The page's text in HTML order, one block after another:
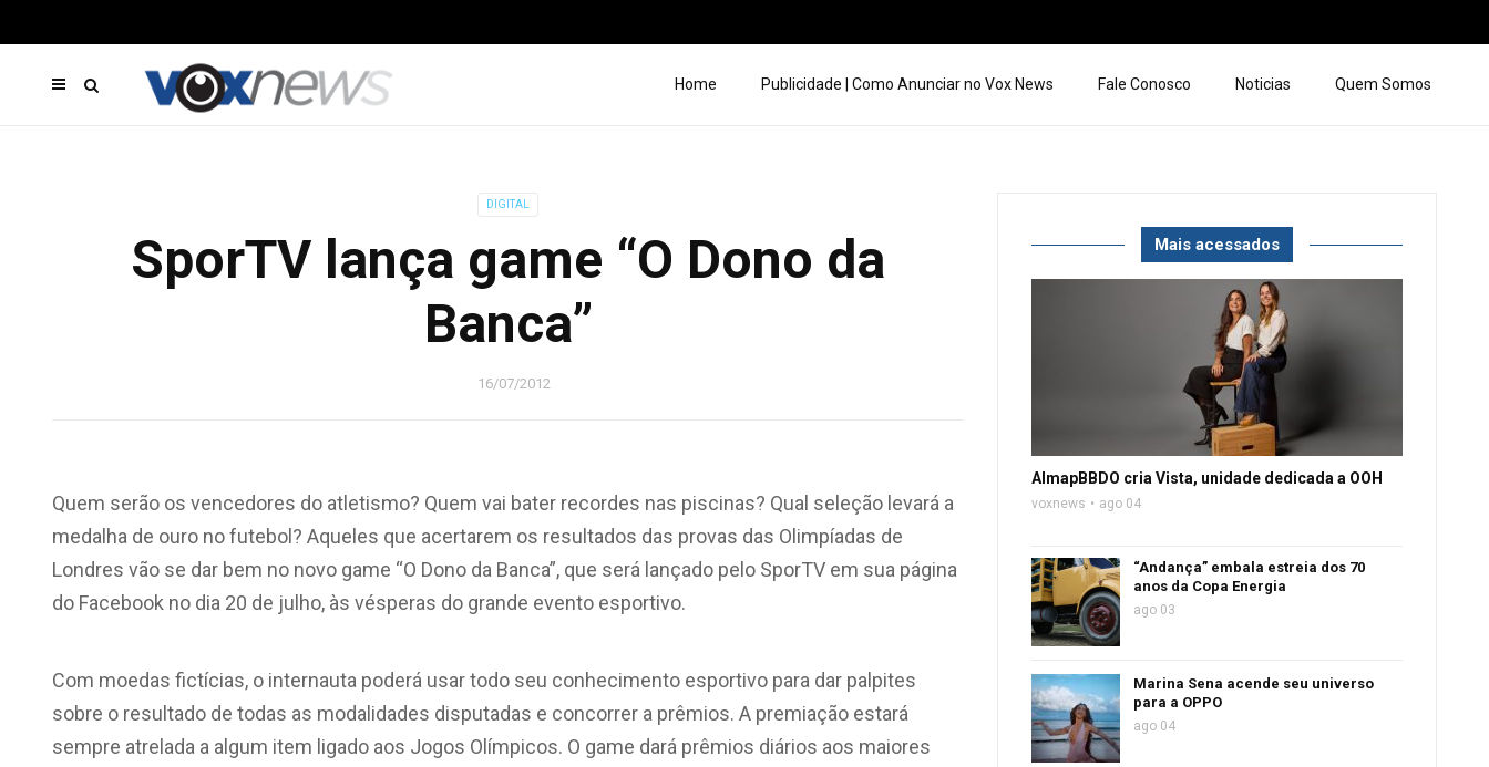
Home Publicidade | Como Anunciar no Vox News Fale Conosco Noticias Quem Somos
DIGITAL
SporTV lança game “O Dono da
Banca”
16/07/2012
Quem serão os vencedores do atletismo? Quem vai bater recordes nas piscinas? Qual seleção levará a
medalha de ouro no futebol? Aqueles que acertarem os resultados das provas das Olimpíadas de
Londres vão se dar bem no novo game “O Dono da Banca”, que será lançado pelo SporTV em sua página
do Facebook no dia 20 de julho, às vésperas do grande evento esportivo.
Com moedas fictícias, o internauta poderá usar todo seu conhecimento esportivo para dar palpites
sobre o resultado de todas as modalidades disputadas e concorrer a prêmios. A premiação estará
sempre atrelada a algum item ligado aos Jogos Olímpicos. O game dará prêmios diários aos maiores
Mais acessados
AlmapBBDO cria Vista, unidade dedicada a OOH
voxnews ago 04
“Andança” embala estreia dos 70
anos da Copa Energia
ago 03
Marina Sena acende seu universo
para a OPPO
ago 04